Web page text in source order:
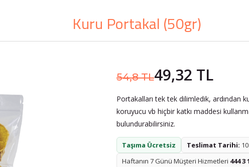
Kuru Portakal (50gr)
54,8 TL49,32 TL
Portakalları tek tek dilimledik, ardından
koruyucu vb hiçbir katkı maddesi
bulundurabilirsiniz.
Taşıma Ücretsiz Teslimat Tarihi:
Haftanın 7 Günü Müşteri Hizmetleri 444 3